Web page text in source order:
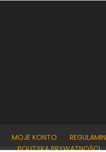
MOJE KONTO
REGULAMIN
POLITYKA PRYWATNOŚCI